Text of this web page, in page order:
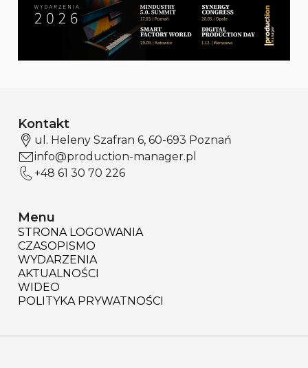
Kontakt
ul. Heleny Szafran 6, 60-693 Poznań
info@production-manager.pl
+48 61 30 70 226
Menu
STRONA LOGOWANIA
CZASOPISMO
WYDARZENIA
AKTUALNOŚCI
WIDEO
POLITYKA PRYWATNOŚCI